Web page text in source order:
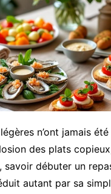
n’ont jamais
des plats
savoir débuter un
autant par sa